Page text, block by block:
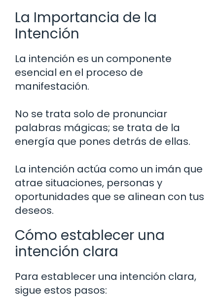
La Importancia de la
Intención
La intención es un componente
esencial en el proceso de
manifestación.
No se trata solo de pronunciar
palabras mágicas; se trata de la
energía que pones detrás de ellas.
La intención actúa como un imán que
atrae situaciones, personas y
oportunidades que se alinean con tus
deseos.
Cómo establecer una
intención clara
Para establecer una intención clara,
sigue estos pasos: